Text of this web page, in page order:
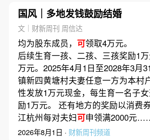
国风｜多地发钱鼓励结婚
文｜财新周刊 周信达
均为股东成员， 可领取4万元。
后续生育一孩、二孩、三孩奖励1
万元。2025年4月1日至2028年3月
镇新四黄塘村夫妻任意一方为本村
性发放1万元现金，每生育一名子
励1万元。 还有地方的奖励以消费
江杭州每对夫妇可申领满2000元
2026年8月1日 · 财新周刊频道